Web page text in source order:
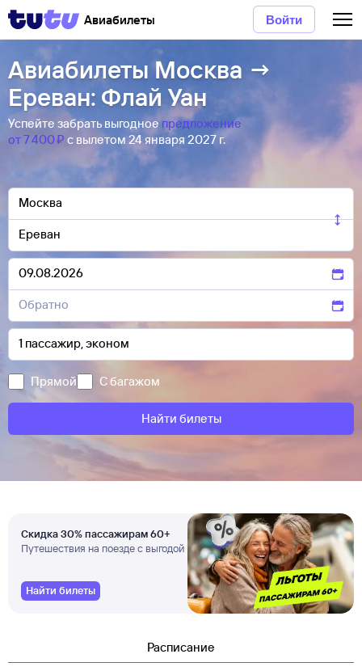
Авиабилеты Войти
Авиабилеты Москва →
Ереван: Флай Уан
Успейте забрать выгодноепредложение
от 7 ⁠400 ⁠₽ с вылетом 24 января 2027 г.
Прямой С багажом
Найти билеты
Скидка 30% пассажирам 60+
Путешествия на поезде с выгодой
Найти билеты
Расписание